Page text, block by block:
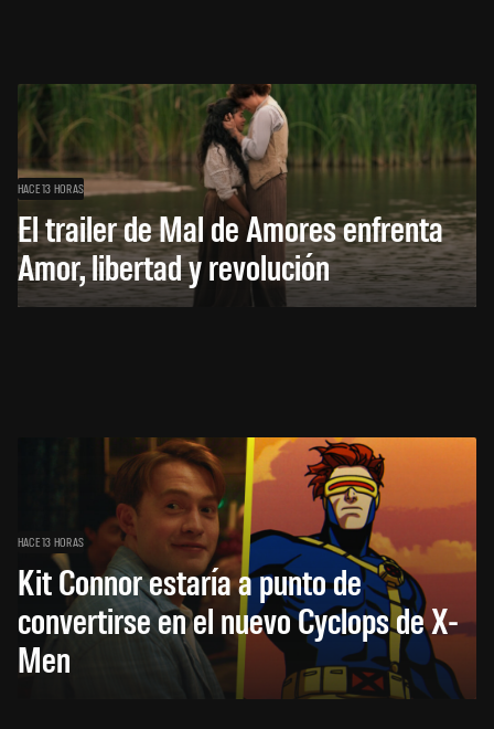
HACE 13 HORAS
El trailer de Mal de Amores enfrenta
Amor, libertad y revolución
HACE 13 HORAS
Kit Connor estaría a punto de
convertirse en el nuevo Cyclops de X-
Men